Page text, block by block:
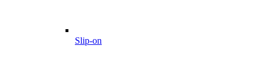
Slip-on